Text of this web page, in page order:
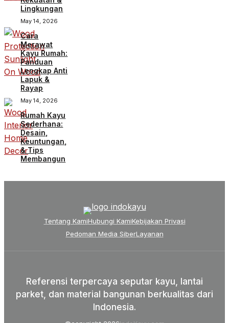
Lingkungan
May 14, 2026
Cara
Merawat
Kayu Rumah:
Panduan
Lengkap Anti
Lapuk &
Rayap
May 14, 2026
Rumah Kayu
Sederhana:
Desain,
Keuntungan,
& Tips
Membangun
Tentang KamiHubungi KamiKebijakan Privasi
Pedoman Media SiberLayanan
Referensi terpercaya seputar kayu, lantai
parket, dan material bangunan berkualitas dari
Indonesia.